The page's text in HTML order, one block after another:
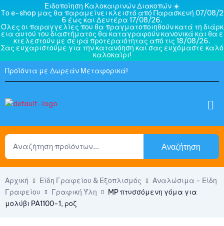
Ειδοποίηση Καλοκαιρινών Διακοπών ☀️
Το e-shop μας θα παραμείνει κλειστό από Παρασκευή 07/08/2
6 έως και Δευτέρα 17/08/26.
Όλες οι παραγγελίες που θα πραγματοποιηθούν κατά τη διάρκ
εια αυτού του διαστήματος θα καταγραφούν κανονικά και θα ε
κτελεστούν με σειρά προτεραιότητας από τις 18/08/26.
Σας ευχαριστούμε για την κατανόηση και σας ευχόμαστε καλό
καλοκαίρι!
Προϊόντα με Δωρεάν Μεταφορικά!
Αναζήτηση
Αρχική Είδη Γραφείου & Εξοπλισμός
Αναλώσιμα - Είδη
Γραφείου
Γραφική Ύλη
MP πτυσσόμενη γόμα για
μολύβι PA1100-1, ροζ